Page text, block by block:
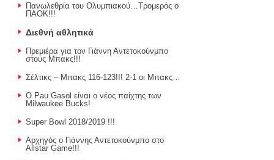
Πανωλεθρία του Ολυμπιακού…Τρομερός ο
ΠΑΟΚ!!!
Διεθνή αθλητικά
Πρεμιέρα για τον Γιάννη Αντετοκούνμπο
στους Μπακς!!!
Σέλτικς – Μπακς 116-123!!! 2-1 οι Μπακς…
Ο Pau Gasol είναι ο νέος παίχτης των
Milwaukee Bucks!
Super Bowl 2018/2019 !!!
Αρχηγός ο Γιάννης Αντετοκούνμπο στο
Allstar Game!!!